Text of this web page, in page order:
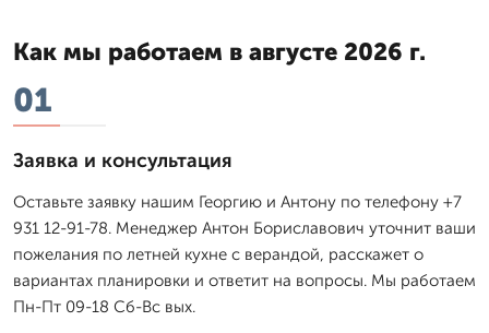
Как мы работаем в августе 2026 г.
01
Заявка и консультация
Оставьте заявку нашим Георгию и Антону по телефону +7
931 12-91-78. Менеджер Антон Бориславович уточнит ваши
пожелания по летней кухне с верандой, расскажет о
вариантах планировки и ответит на вопросы. Мы работаем
Пн-Пт 09-18 Сб-Вс вых.